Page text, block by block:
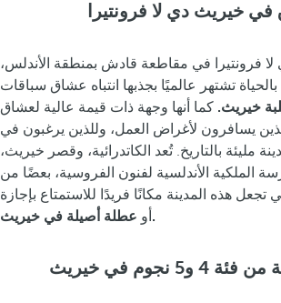
في خيريث دي لا فرونتيرا
فرونتيرا في مقاطعة قادش بمنطقة الأندلس،
تشتهر عالميًا بجذبها انتباه عشاق سباقات
خيريث. كما أنها وجهة ذات قيمة عالية لعشاق
يسافرون لأغراض العمل، وللذين يرغبون في
مليئة بالتاريخ. تُعد الكاتدرائية، وقصر خيريث،
الملكية الأندلسية لفنون الفروسية، بعضًا من
تجعل هذه المدينة مكانًا فريدًا للاستمتاع بإجازة
أو عطلة أصيلة في خيريث.
و5 نجوم في خيريث